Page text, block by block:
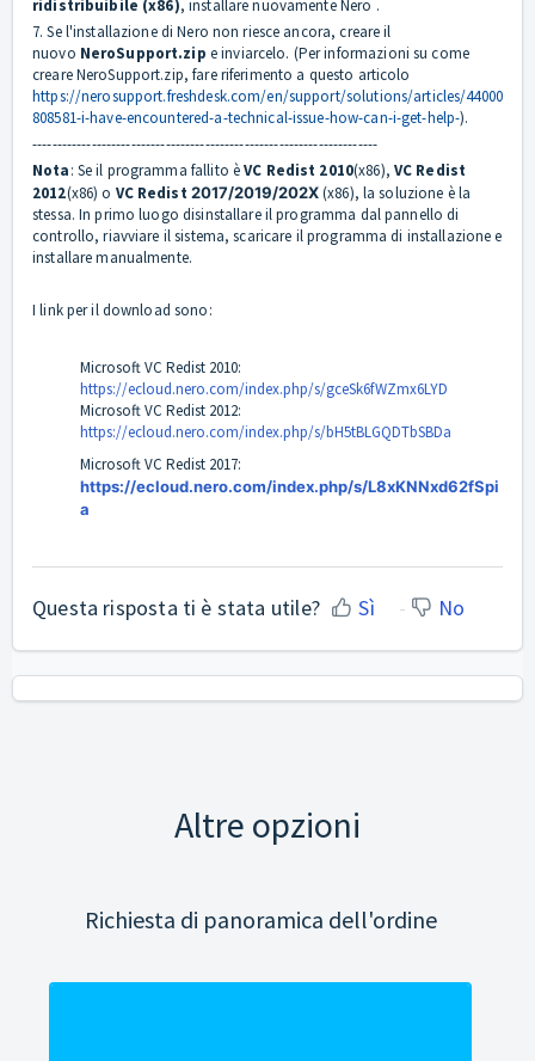
ridistribuibile (x86), installare nuovamente Nero .
7. Se l'installazione di Nero non riesce ancora, creare il
nuovo NeroSupport.zip e inviarcelo. (Per informazioni su come
creare NeroSupport.zip, fare riferimento a questo articolo
https://nerosupport.freshdesk.com/en/support/solutions/articles/44000
808581-i-have-encountered-a-technical-issue-how-can-i-get-help-).
----------------------------------------------------------------------
Nota: Se il programma fallito èVC Redist 2010(x86), VC Redist
2012(x86) o VC Redist2017/2019/202X(x86), la soluzione è la
stessa. In primo luogo disinstallare il programma dal pannello di
controllo, riavviare il sistema, scaricare il programma di installazione e
installare manualmente.
I link per il download sono:
Microsoft VC Redist 2010:
https://ecloud.nero.com/index.php/s/gceSk6fWZmx6LYD
Microsoft VC Redist 2012:
https://ecloud.nero.com/index.php/s/bH5tBLGQDTbSBDa
Microsoft VC Redist 2017:
https://ecloud.nero.com/index.php/s/L8xKNNxd62fSpi
a
Questa risposta ti è stata utile? Sì No
Altre opzioni
Richiesta di panoramica dell'ordine